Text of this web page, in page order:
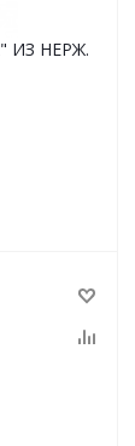
ИЗ НЕРЖ.